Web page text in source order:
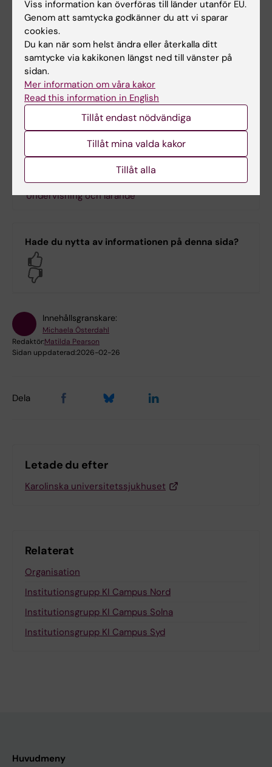
vårdvetenskap och samhälle
Institutionen för odontologi
Länkar
Gemensamt verksamhetsstöd
Universitetsbiblioteket
RIKI - organisation för forskningsinfrastruktur
Undervisning och lärande
Hade du nytta av informationen på denna sida?
Innehållsgranskare:
Michaela Österdahl
Redaktör:Matilda Pearson
Sidan uppdaterad:2026-02-26
Dela
Letade du efter
Karolinska universitetssjukhuset
Relaterat
Organisation
Institutionsgrupp KI Campus Nord
Institutionsgrupp KI Campus Solna
Institutionsgrupp KI Campus Syd
Huvudmeny
Viss information kan överföras till länder utanför EU.
Genom att samtycka godkänner du att vi sparar
cookies.
Du kan när som helst ändra eller återkalla ditt
samtycke via kakikonen längst ned till vänster på
sidan.
Mer information om våra kakor
Read this information in English
Tillåt endast nödvändiga
Tillåt mina valda kakor
Tillåt alla